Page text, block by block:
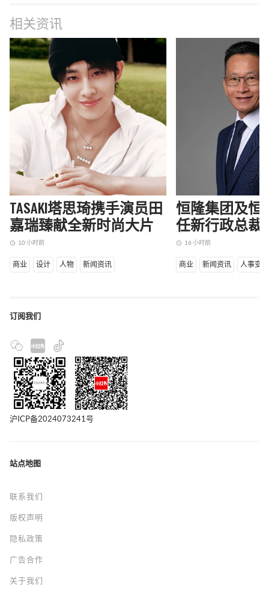
相关资讯
TASAKI塔思琦携手演员田
嘉瑞臻献全新时尚大片
access_time 10 小时前
商业 设计 人物 新闻资讯
恒隆集团及恒
任新行政总裁
access_time 16 小时前
商业 新闻资讯 人事变动
订阅我们
沪ICP备2024073241号
站点地图
联系我们
版权声明
隐私政策
广告合作
关于我们